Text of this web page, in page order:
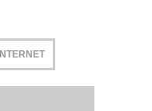
İNTERNET